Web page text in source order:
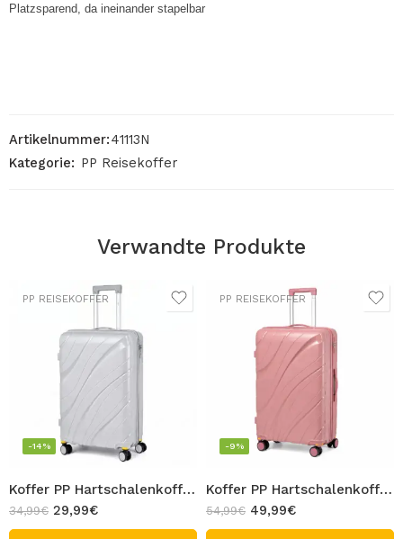
Platzsparend, da ineinander stapelbar
Artikelnummer:41113N
Kategorie: PP Reisekoffer
Verwandte Produkte
PP REISEKOFFER
Koffer PP Hartschalenkoffer Handgepäck Grau mit abnehmbaren Rollen Reisekoffer 4 Rolle Trolley TSA Schloss 360 Grad Zwillingsrolle Kabin Gepäck 45L 55cm
-14%
34,99€ 29,99€
PP REISEKOFFER
Koffer PP Hartschalenkoffer 75cm Rosa mit abnehmbaren Rollen Reisekoffer 105L 4 Rolle Trolley TSA Schloss 360 Grad Zwillingsrolle
-9%
54,99€ 49,99€